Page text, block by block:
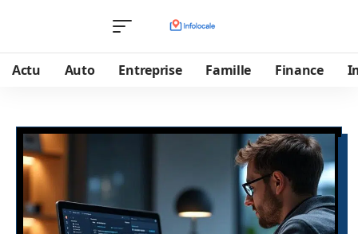
Actu Auto Entreprise Famille Finance